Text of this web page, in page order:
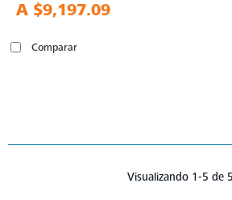
A $9,197.09
Comparar
Visualizando 1-5 de 5